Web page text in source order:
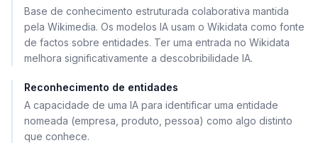
Base de conhecimento estruturada colaborativa mantida
pela Wikimedia. Os modelos IA usam o Wikidata como fonte
de factos sobre entidades. Ter uma entrada no Wikidata
melhora significativamente a descobribilidade IA.
Reconhecimento de entidades
A capacidade de uma IA para identificar uma entidade
nomeada (empresa, produto, pessoa) como algo distinto
que conhece.